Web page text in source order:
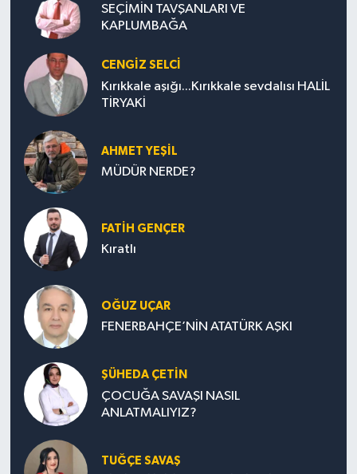
SEÇİMİN TAVŞANLARI VE
KAPLUMBAĞA
CENGİZ SELCİ
Kırıkkale aşığı...Kırıkkale sevdalısı HALİL
TİRYAKİ
AHMET YEŞİL
MÜDÜR NERDE?
FATIH GENÇER
Kıratlı
OĞUZ UÇAR
FENERBAHÇE’NİN ATATÜRK AŞKI
ŞÜHEDA ÇETİN
ÇOCUĞA SAVAŞI NASIL
ANLATMALIYIZ?
TUĞÇE SAVAŞ